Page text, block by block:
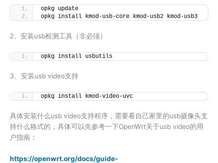
opkg update
opkg install kmod-usb-core kmod-usb2 kmod-usb3
2、安装usb检测工具（非必须）
opkg install usbutils
3、安装usb video支持
opkg install kmod-video-uvc
具体安装什么usb video支持程序，需要看自己家里的usb摄像头支
持什么格式的，具体可以先参考一下OpenWrt关于usb video的用
户指南：
https://openwrt.org/docs/guide-